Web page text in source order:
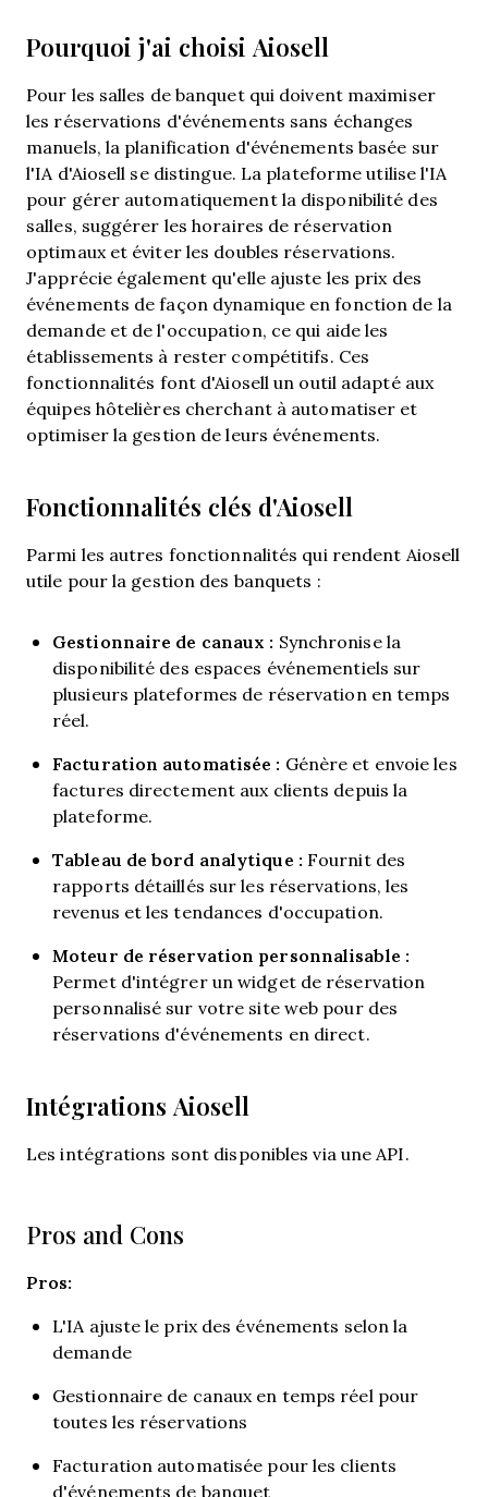
Pourquoi j'ai choisi Aiosell
Pour les salles de banquet qui doivent maximiser
les réservations d'événements sans échanges
manuels, la planification d'événements basée sur
l'IA d'Aiosell se distingue. La plateforme utilise l'IA
pour gérer automatiquement la disponibilité des
salles, suggérer les horaires de réservation
optimaux et éviter les doubles réservations.
J'apprécie également qu'elle ajuste les prix des
événements de façon dynamique en fonction de la
demande et de l'occupation, ce qui aide les
établissements à rester compétitifs. Ces
fonctionnalités font d'Aiosell un outil adapté aux
équipes hôtelières cherchant à automatiser et
optimiser la gestion de leurs événements.
Fonctionnalités clés d'Aiosell
Parmi les autres fonctionnalités qui rendent Aiosell
utile pour la gestion des banquets :
Gestionnaire de canaux : Synchronise la
disponibilité des espaces événementiels sur
plusieurs plateformes de réservation en temps
réel.
Facturation automatisée : Génère et envoie les
factures directement aux clients depuis la
plateforme.
Tableau de bord analytique : Fournit des
rapports détaillés sur les réservations, les
revenus et les tendances d'occupation.
Moteur de réservation personnalisable :
Permet d'intégrer un widget de réservation
personnalisé sur votre site web pour des
réservations d'événements en direct.
Intégrations Aiosell
Les intégrations sont disponibles via une API.
Pros and Cons
Pros:
L'IA ajuste le prix des événements selon la
demande
Gestionnaire de canaux en temps réel pour
toutes les réservations
Facturation automatisée pour les clients
d'événements de banquet